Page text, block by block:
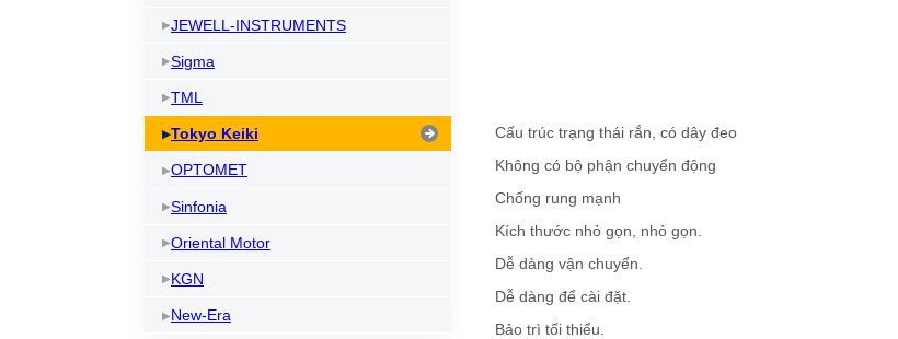
JEWELL-INSTRUMENTS
Sigma
TML
Tokyo Keiki
OPTOMET
Sinfonia
Oriental Motor
KGN
New-Era
Cấu trúc trạng thái rắn, có dây đeo
Không có bộ phận chuyển động
Chống rung mạnh
Kích thước nhỏ gọn, nhỏ gọn.
Dễ dàng vận chuyển.
Dễ dàng để cài đặt.
Bảo trì tối thiểu.